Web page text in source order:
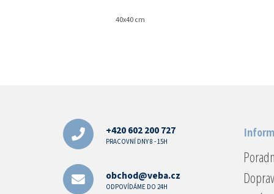
40x40 cm
+420 602 200 727
PRACOVNÍ DNY 8 - 15H
obchod@veba.cz
ODPOVÍDÁME DO 24H